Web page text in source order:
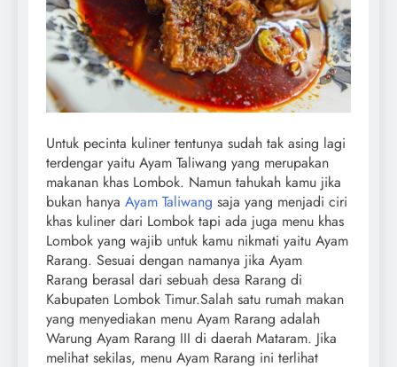
Untuk pecinta kuliner tentunya sudah tak asing lagi
terdengar yaitu Ayam Taliwang yang merupakan
makanan khas Lombok. Namun tahukah kamu jika
bukan hanya Ayam Taliwang saja yang menjadi ciri
khas kuliner dari Lombok tapi ada juga menu khas
Lombok yang wajib untuk kamu nikmati yaitu Ayam
Rarang. Sesuai dengan namanya jika Ayam
Rarang berasal dari sebuah desa Rarang di
Kabupaten Lombok Timur.Salah satu rumah makan
yang menyediakan menu Ayam Rarang adalah
Warung Ayam Rarang III di daerah Mataram. Jika
melihat sekilas, menu Ayam Rarang ini terlihat